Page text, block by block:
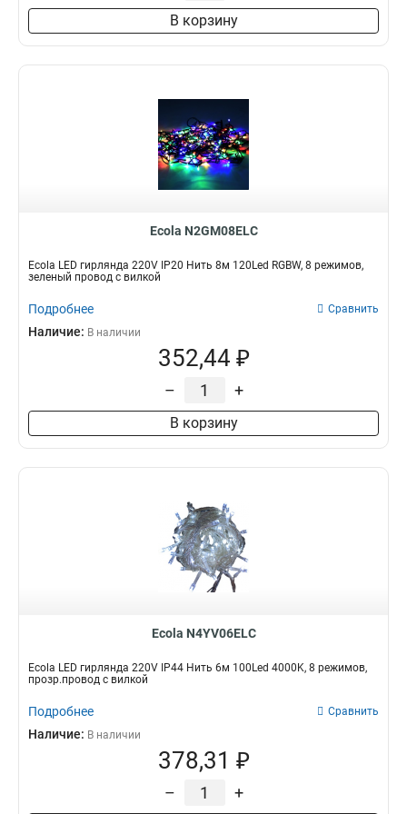
В корзину
Ecola N2GM08ELC
Ecola LED гирлянда 220V IP20 Нить 8м 120Led RGBW, 8 режимов,
зеленый провод с вилкой
Подробнее Сравнить
Наличие: В наличии
352,44 ₽
– +
В корзину
Ecola N4YV06ELC
Ecola LED гирлянда 220V IP44 Нить 6м 100Led 4000K, 8 режимов,
прозр.провод с вилкой
Подробнее Сравнить
Наличие: В наличии
378,31 ₽
– +